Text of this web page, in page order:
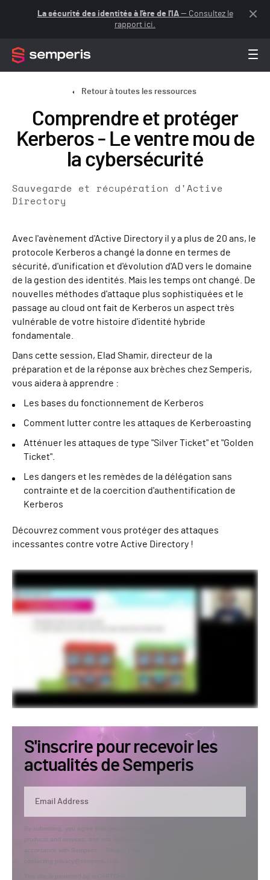
La sécurité des identités à l'ère de l'IA— Consultez le
rapport ici.
Retour à toutes les ressources
Comprendre et protéger
Kerberos - Le ventre mou de
la cybersécurité
Sauvegarde et récupération d'Active
Directory
Avec l'avènement d'Active Directory il y a plus de 20 ans, le
protocole Kerberos a changé la donne en termes de
sécurité, d'unification et d'évolution d'AD vers le domaine
de la gestion des identités. Mais les temps ont changé. De
nouvelles méthodes d'attaque plus sophistiquées et le
passage au cloud ont fait de Kerberos un aspect très
vulnérable de votre histoire d'identité hybride
fondamentale.
Dans cette session, Elad Shamir, directeur de la
préparation et de la réponse aux brèches chez Semperis,
vous aidera à apprendre :
Les bases du fonctionnement de Kerberos
Comment lutter contre les attaques de Kerberoasting
Atténuer les attaques de type "Silver Ticket" et "Golden
Ticket".
Les dangers et les remèdes de la délégation sans
contrainte et de la coercition d'authentification de
Kerberos
Découvrez comment vous protéger des attaques
incessantes contre votre Active Directory !
S'inscrire pour recevoir les
actualités de Semperis
By submitting, you agree that Semperis may send you information regarding its
products and services, and use and process your personal information in
accordance with Semperis’
contacting privacy@semperis.com.
This site is protected by reCAPTCHA.